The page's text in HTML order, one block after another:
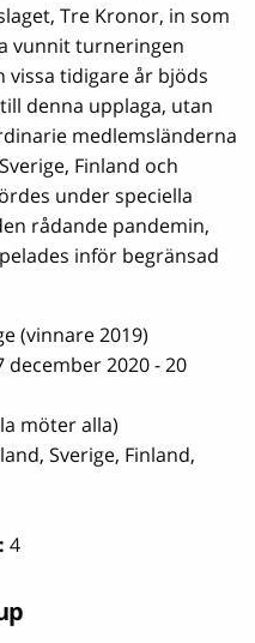
Tre Kronor, in som
vunnit turneringen
vissa tidigare år bjöds
denna upplaga, utan
medlemsländerna
Finland och
under speciella
rådande pandemin,
inför begränsad
(vinnare 2019)
december 2020 - 20
möter alla)
Sverige, Finland,
4